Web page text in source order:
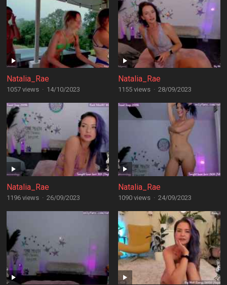
Natalia_Rae
1057 views · 14/10/2023
Natalia_Rae
1155 views · 28/09/2023
Natalia_Rae
1196 views · 26/09/2023
Natalia_Rae
1090 views · 24/09/2023